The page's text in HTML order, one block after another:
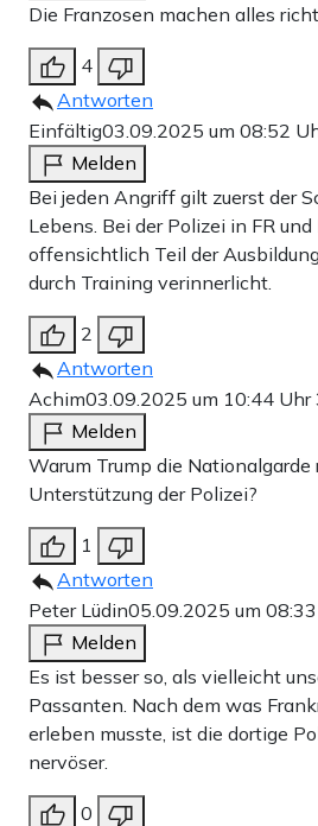
Die Franzosen machen alles
4
Antworten
Einfältig03.09.2025 um 08:52
Melden
Bei jeden Angriff gilt zuerst der
Lebens. Bei der Polizei in FR
offensichtlich Teil der
durch Training verinnerlicht.
2
Antworten
Achim03.09.2025 um 10:44 Uhr
Melden
Warum Trump die
Unterstützung der Polizei?
1
Antworten
Peter Lüdin05.09.2025 um
Melden
Es ist besser so, als vielleicht
Passanten. Nach dem was
erleben musste, ist die dortige
nervöser.
0